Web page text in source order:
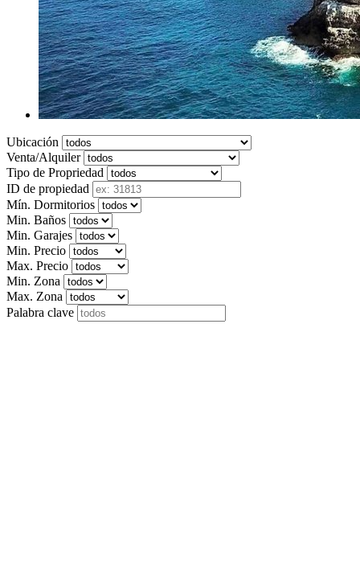
Ubicación
Venta/Alquiler
Tipo de Propriedad
ID de propiedad
Mín. Dormitorios
Min. Baños
Min. Garajes
Min. Precio
Max. Precio
Min. Zona
Max. Zona
Palabra clave